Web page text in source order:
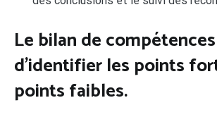
Le bilan de
d’identifier les points
points faibles.